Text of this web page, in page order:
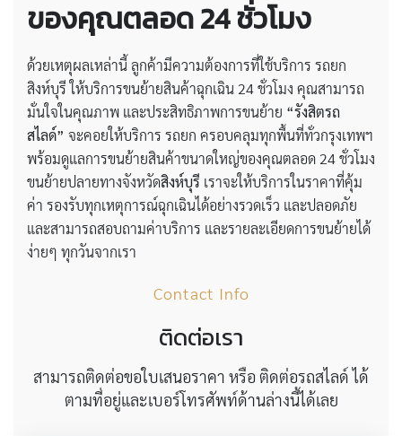
ของคุณตลอด 24 ชั่วโมง
ด้วยเหตุผลเหล่านี้ ลูกค้ามีความต้องการที่ใช้บริการ รถยก
สิงห์บุรี ให้บริการขนย้ายสินค้าฉุกเฉิน 24 ชั่วโมง คุณสามารถ
มั่นใจในคุณภาพ และประสิทธิภาพการขนย้าย “รังสิตรถ
สไลด์” จะคอยให้บริการ รถยก ครอบคลุมทุกพื้นที่ทั่วกรุงเทพฯ
พร้อมดูแลการขนย้ายสินค้าขนาดใหญ่ของคุณตลอด 24 ชั่วโมง
ขนย้ายปลายทางจังหวัดสิงห์บุรี เราจะให้บริการในราคาที่คุ้ม
ค่า รองรับทุกเหตุการณ์ฉุกเฉินได้อย่างรวดเร็ว และปลอดภัย
และสามารถสอบถามค่าบริการ และรายละเอียดการขนย้ายได้
ง่ายๆ ทุกวันจากเรา
Contact Info
ติดต่อเรา
สามารถติดต่อขอใบเสนอราคา หรือ ติดต่อรถสไลด์ ได้
ตามที่อยู่และเบอร์โทรศัพท์ด้านล่างนี้ได้เลย